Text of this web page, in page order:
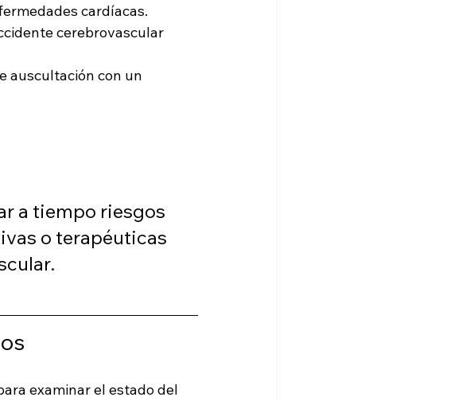
cardíacas.
cerebrovascular
auscultación con un
a tiempo riesgos
o terapéuticas
examinar el estado del